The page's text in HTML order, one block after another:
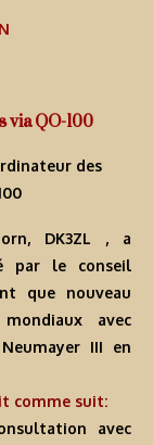
QO-100
des
DK3ZL , a
par le conseil
que nouveau
avec
III en
comme suit:
avec